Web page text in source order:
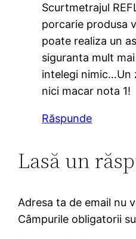
Scurtmetrajul
porcarie produsa
poate realiza un
siguranta mult
intelegi nimic…Un
nici macar nota 1!
Răspunde
Lasă un
Adresa ta de email nu
Câmpurile obligatorii